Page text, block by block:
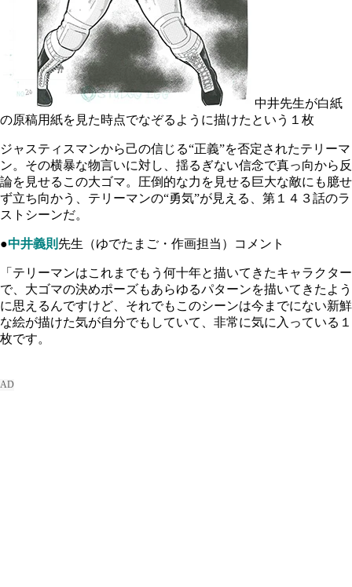
中井先生が白紙
の原稿用紙を見た時点でなぞるように描けたという１枚
ジャスティスマンから己の信じる“正義”を否定されたテリーマ
ン。その横暴な物言いに対し、揺るぎない信念で真っ向から反
論を見せるこの大ゴマ。圧倒的な力を見せる巨大な敵にも臆せ
ず立ち向かう、テリーマンの“勇気”が見える、第１４３話のラ
ストシーンだ。
●中井義則 先生（ゆでたまご・作画担当）コメント
「テリーマンはこれまでもう何十年と描いてきたキャラクター
で、大ゴマの決めポーズもあらゆるパターンを描いてきたよう
に思えるんですけど、それでもこのシーンは今までにない新鮮
な絵が描けた気が自分でもしていて、非常に気に入っている１
枚です。